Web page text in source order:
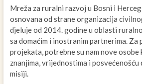
Mreža za ruralni razvoj u Bosni i
osnovana od strane organizacija
djeluje od 2014. godine u oblasti
sa domaćim i inostranim partnerima.
projekata, potrebne su nam nove osobe
znanjima, vrijednostima i
misiji.